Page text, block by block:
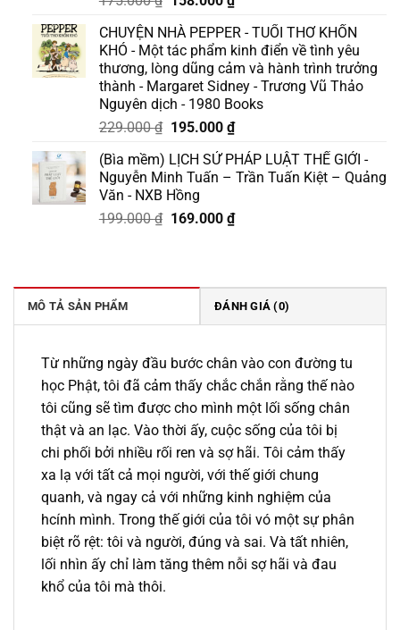
là:
175.000 ₫.
tại
là:
158.000 ₫.
CHUYỆN NHÀ PEPPER - TUỔI THƠ KHỐN
KHÓ - Một tác phẩm kinh điển về tình yêu
thương, lòng dũng cảm và hành trình trưởng
thành - Margaret Sidney - Trương Vũ Thảo
Nguyên dịch - 1980 Books
229.000₫ Giá
là:
229.000 ₫.
195.000 ₫Giá
tại
là:
(Bìa mềm) LỊCH SỬ PHÁP LUẬT THẾ GIỚI -
Nguyễn Minh Tuấn – Trần Tuấn Kiệt – Quảng
Văn - NXB Hồng
199.000₫ Giá
169.000 ₫Giá
169.000 ₫.
MÔ TẢ SẢN PHẨM ĐÁNH GIÁ (0)
Từ những ngày đầu bước chân vào con đường tu
học Phật, tôi đã cảm thấy chắc chắn rằng thế nào
tôi cũng sẽ tìm được cho mình một lối sống chân
thật và an lạc. Vào thời ấy, cuộc sống của tôi bị
chi phối bởi nhiều rối ren và sợ hãi. Tôi cảm thấy
xa lạ với tất cả mọi người, với thế giới chung
quanh, và ngay cả với những kinh nghiệm của
hcính mình. Trong thế giới của tôi vó một sự phân
biệt rõ rệt: tôi và người, đúng và sai. Và tất nhiên,
lối nhìn ấy chỉ làm tăng thêm nỗi sợ hãi và đau
khổ của tôi mà thôi.